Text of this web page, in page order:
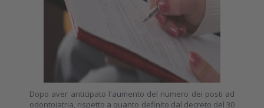
Dopo aver anticipato l'aumento del numero dei posti ad
odontoiatria, rispetto a quanto definito dal decreto del 30